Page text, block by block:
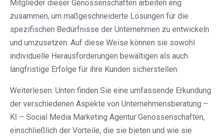
Mitglieder dieser Genossenschaften arbeiten eng
zusammen, um maßgeschneiderte Lösungen für die
spezifischen Bedürfnisse der Unternehmen zu entwickeln
und umzusetzen. Auf diese Weise können sie sowohl
individuelle Herausforderungen bewältigen als auch
langfristige Erfolge für ihre Kunden sicherstellen.
Weiterlesen: Unten finden Sie eine umfassende Erkundung
der verschiedenen Aspekte von Unternehmensberatung –
KI – Social Media Marketing Agentur Genossenschaften,
einschließlich der Vorteile, die sie bieten und wie sie